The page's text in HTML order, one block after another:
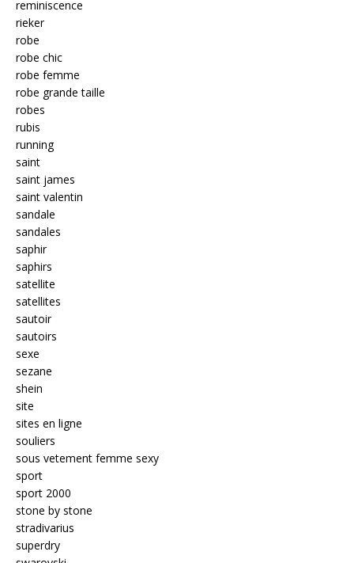
reminiscence
rieker
robe
robe chic
robe femme
robe grande taille
robes
rubis
running
saint
saint james
saint valentin
sandale
sandales
saphir
saphirs
satellite
satellites
sautoir
sautoirs
sexe
sezane
shein
site
sites en ligne
souliers
sous vetement femme sexy
sport
sport 2000
stone by stone
stradivarius
superdry